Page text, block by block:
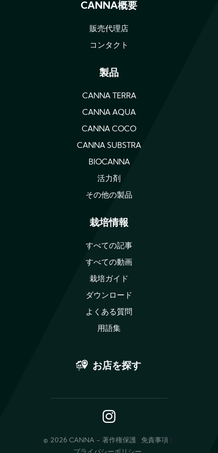
CANNA概要
販売代理店
コンタクト
製品
CANNA TERRA
CANNA AQUA
CANNA COCO
CANNA SUBSTRA
BIOCANNA
活力剤
その他の製品
栽培情報
すべての記事
すべての動画
栽培ガイド
ダウンロード
よくある質問
用語集
お店を探す
© 2026 CANNA - 著作権保護
免責事項